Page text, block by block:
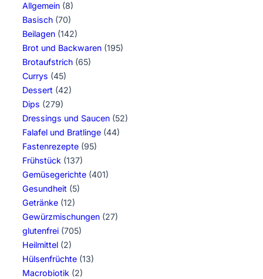
Allgemein (8)
Basisch (70)
Beilagen (142)
Brot und Backwaren (195)
Brotaufstrich (65)
Currys (45)
Dessert (42)
Dips (279)
Dressings und Saucen (52)
Falafel und Bratlinge (44)
Fastenrezepte (95)
Frühstück (137)
Gemüsegerichte (401)
Gesundheit (5)
Getränke (12)
Gewürzmischungen (27)
glutenfrei (705)
Heilmittel (2)
Hülsenfrüchte (13)
Macrobiotik (2)